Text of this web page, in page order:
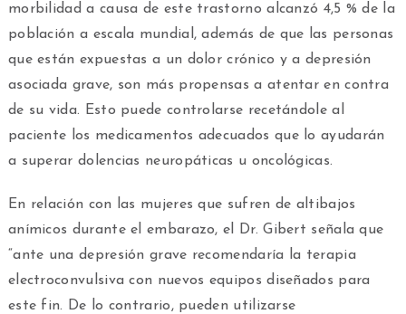
morbilidad a causa de este trastorno alcanzó 4,5 % de la
población a escala mundial, además de que las personas
que están expuestas a un dolor crónico y a depresión
asociada grave, son más propensas a atentar en contra
de su vida. Esto puede controlarse recetándole al
paciente los medicamentos adecuados que lo ayudarán
a superar dolencias neuropáticas u oncológicas.
En relación con las mujeres que sufren de altibajos
anímicos durante el embarazo, el Dr. Gibert señala que
“ante una depresión grave recomendaría la terapia
electroconvulsiva con nuevos equipos diseñados para
este fin. De lo contrario, pueden utilizarse